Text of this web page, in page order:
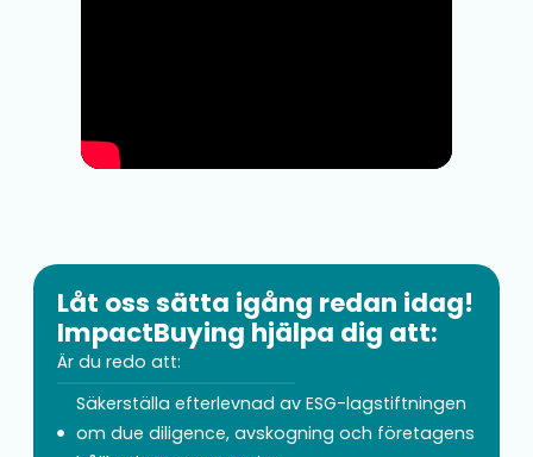
Låt oss sätta igång redan idag!
ImpactBuying hjälpa dig att:
Är du redo att:
Säkerställa efterlevnad av ESG-lagstiftningen
om due diligence, avskogning och företagens